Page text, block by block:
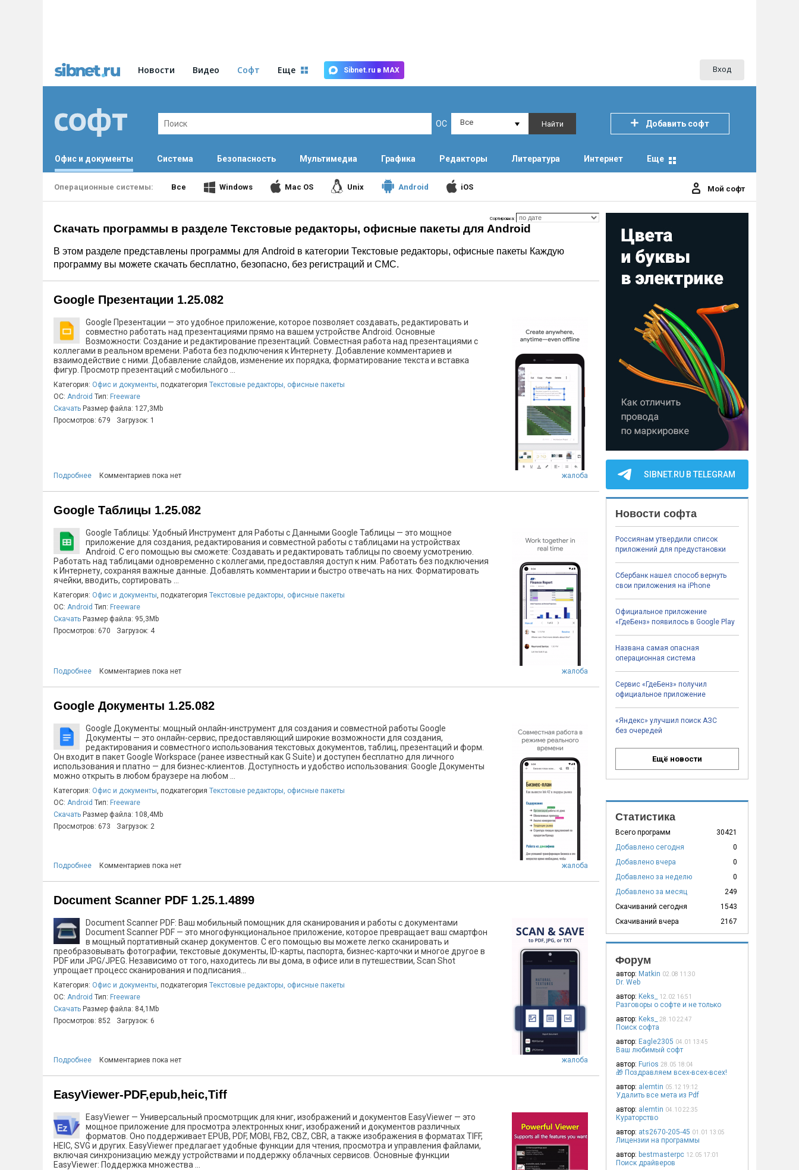
Новости Видео Софт Еще Sibnet.ru в MAX Вход
ОС Все Найти Добавить софт
Офис и документы Система Безопасность Мультимедиа Графика Редакторы Литература Интернет Еще
Все Windows Mac OS Unix Android iOS Мой софт
Сортировка:
Скачать программы в разделе Текстовые редакторы, офисные пакеты для Android
В этом разделе представлены программы для Android в категории Текстовые редакторы, офисные пакеты Каждую
программу вы можете скачать бесплатно, безопасно, без регистраций и СМС.
Google Презентации 1.25.082
Google Презентации — это удобное приложение, которое позволяет создавать, редактировать и
совместно работать над презентациями прямо на вашем устройстве Android. Основные
Возможности: Создание и редактирование презентаций. Совместная работа над презентациями с
коллегами в реальном времени. Работа без подключения к Интернету. Добавление комментариев и
взаимодействие с ними. Добавление слайдов, изменение их порядка, форматирование текста и вставка
фигур. Просмотр презентаций с мобильного ...
Категория: Офис и документы, подкатегория Текстовые редакторы, офисные пакеты
ОС: Android Тип: Freeware
Скачать Размер файла: 127,3Mb
Просмотров: 679
Загрузок: 1
Подробнее Комментариев пока нет жалоба
Google Таблицы 1.25.082
Google Таблицы: Удобный Инструмент для Работы с Данными Google Таблицы — это мощное
приложение для создания, редактирования и совместной работы с таблицами на устройствах
Android. С его помощью вы сможете: Создавать и редактировать таблицы по своему усмотрению.
Работать над таблицами одновременно с коллегами, предоставляя доступ к ним. Работать без подключения
к Интернету, сохраняя важные данные. Добавлять комментарии и быстро отвечать на них. Форматировать
ячейки, вводить, сортировать ...
Категория: Офис и документы, подкатегория Текстовые редакторы, офисные пакеты
ОС: Android Тип: Freeware
Скачать Размер файла: 95,3Mb
Просмотров: 670
Загрузок: 4
Подробнее Комментариев пока нет жалоба
Google Документы 1.25.082
Google Документы: мощный онлайн-инструмент для создания и совместной работы Google
Документы — это онлайн-сервис, предоставляющий широкие возможности для создания,
редактирования и совместного использования текстовых документов, таблиц, презентаций и форм.
Он входит в пакет Google Workspace (ранее известный как G Suite) и доступен бесплатно для личного
использования и платно — для бизнес-клиентов. Доступность и удобство использования: Google Документы
можно открыть в любом браузере на любом ...
Категория: Офис и документы, подкатегория Текстовые редакторы, офисные пакеты
ОС: Android Тип: Freeware
Скачать Размер файла: 108,4Mb
Просмотров: 673
Загрузок: 2
Подробнее Комментариев пока нет жалоба
Document Scanner PDF 1.25.1.4899
Document Scanner PDF: Ваш мобильный помощник для сканирования и работы с документами
Document Scanner PDF — это многофункциональное приложение, которое превращает ваш смартфон
в мощный портативный сканер документов. С его помощью вы можете легко сканировать и
преобразовывать фотографии, текстовые документы, ID-карты, паспорта, бизнес-карточки и многое другое в
PDF или JPG/JPEG. Независимо от того, находитесь ли вы дома, в офисе или в путешествии, Scan Shot
упрощает процесс сканирования и подписания...
Категория: Офис и документы, подкатегория Текстовые редакторы, офисные пакеты
ОС: Android Тип: Freeware
Скачать Размер файла: 84,1Mb
Просмотров: 852
Загрузок: 6
Подробнее Комментариев пока нет жалоба
EasyViewer-PDF,epub,heic,Tiff
EasyViewer — Универсальный просмотрщик для книг, изображений и документов EasyViewer — это
мощное приложение для просмотра электронных книг, изображений и документов различных
форматов. Оно поддерживает EPUB, PDF, MOBI, FB2, CBZ, CBR, а также изображения в форматах TIFF,
HEIC, SVG и других. EasyViewer предлагает удобные функции для чтения, просмотра и управления файлами,
включая синхронизацию между устройствами и поддержку облачных сервисов. Основные функции
EasyViewer: Поддержка множества ...
SIBNET.RU В TELEGRAM
Новости софта
Россиянам утвердили список
приложений для предустановки
Сбербанк нашел способ вернуть
свои приложения на iPhone
Официальное приложение
«ГдеБенз» появилось в Google Play
Названа самая опасная
операционная система
Сервис «ГдеБенз» получил
официальное приложение
«Яндекс» улучшил поиск АЗС
без очередей
Ещё новости
Статистика
Всего программ
30421
Добавлено сегодня
0
Добавлено вчера
0
Добавлено за неделю
0
Добавлено за месяц
249
Скачиваний сегодня
1543
Скачиваний вчера
2167
Форум
автор: Matkin 02.08 11:30
Dr. Web
автор: Keks_ 12.02 16:51
Разговоры о софте и не только
автор: Keks_ 28.10 22:47
Поиск софта
автор: Eagle2305 04.01 13:45
Ваш любимый софт
автор: Furios 28.05 18:04
🎁 Поздравляем всех-всех-всех!
автор: alemtin 05.12 19:12
Удалить все мета из Pdf
автор: alemtin 04.10 22:35
Кураторство
автор: ats2670-205-45 01.01 13:05
Лицензии на программы
автор: bestmasterpc 12.05 17:01
Поиск драйверов